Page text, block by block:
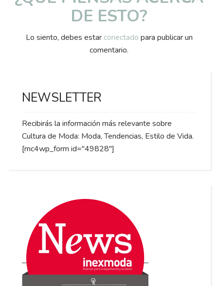
DE ESTO?
Lo siento, debes estar conectado para publicar un
comentario.
NEWSLETTER
Recibirás la información más relevante sobre
Cultura de Moda: Moda, Tendencias, Estilo de Vida.
[mc4wp_form id="49828"]